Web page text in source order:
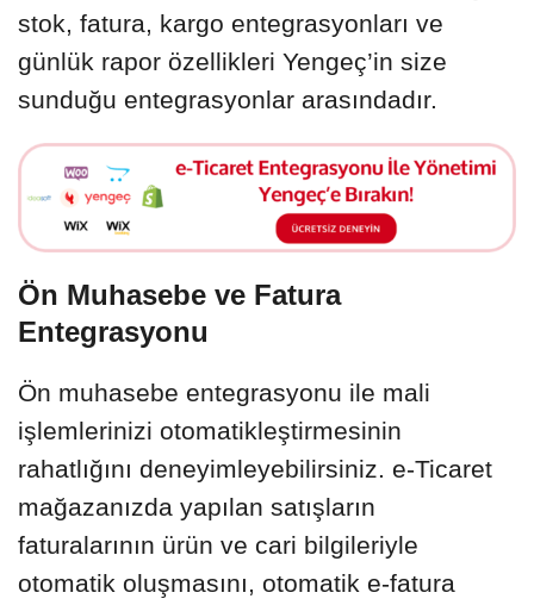
stok, fatura, kargo entegrasyonları ve
günlük rapor özellikleri Yengeç’in size
sunduğu entegrasyonlar arasındadır.
Ön Muhasebe ve Fatura
Entegrasyonu
Ön muhasebe entegrasyonu ile mali
işlemlerinizi otomatikleştirmesinin
rahatlığını deneyimleyebilirsiniz. e-Ticaret
mağazanızda yapılan satışların
faturalarının ürün ve cari bilgileriyle
otomatik oluşmasını, otomatik e-fatura